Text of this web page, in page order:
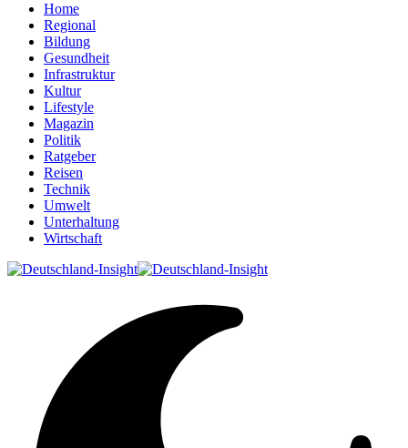
Home
Regional
Bildung
Gesundheit
Infrastruktur
Kultur
Lifestyle
Magazin
Politik
Ratgeber
Reisen
Technik
Umwelt
Unterhaltung
Wirtschaft